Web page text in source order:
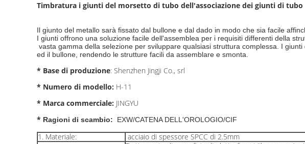
Timbratura i giunti del morsetto di tubo dell'associazione dei giunti di
Il giunto del metallo sarà fissato dal bullone e dal dado in modo che sia facile
I giunti offrono una soluzione facile dell'assemblea per i requisiti differenti della
vasta gamma della selezione per sviluppare qualsiasi struttura complessa. I
ed il bullone, rendendo le strutture facili da assemblare e smonta.
* Base di produzione: Shenzhen Jingji Co., srl
* Numero di modello: H-11
* Marca commerciale: JINGYU
* Ragioni di scambio: EXW/CATENA DELL'OROLOGIO/CIF
1. Materiale:
acciaio di spessore SPCC di 2.5mm